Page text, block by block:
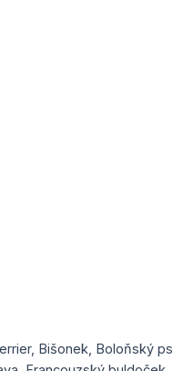
Bišonek, Boloňský